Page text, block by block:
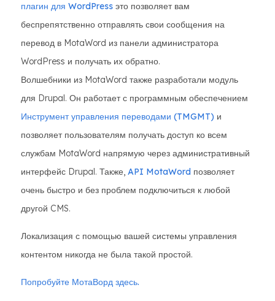
плагин для WordPress это позволяет вам
беспрепятственно отправлять свои сообщения на
перевод в MotaWord из панели администратора
WordPress и получать их обратно.
Волшебники из MotaWord также разработали модуль
для Drupal. Он работает с программным обеспечением
Инструмент управления переводами (TMGMT) и
позволяет пользователям получать доступ ко всем
службам MotaWord напрямую через административный
интерфейс Drupal. Также, API MotaWord позволяет
очень быстро и без проблем подключиться к любой
другой CMS.
Локализация с помощью вашей системы управления
контентом никогда не была такой простой.
Попробуйте МотаВорд здесь.